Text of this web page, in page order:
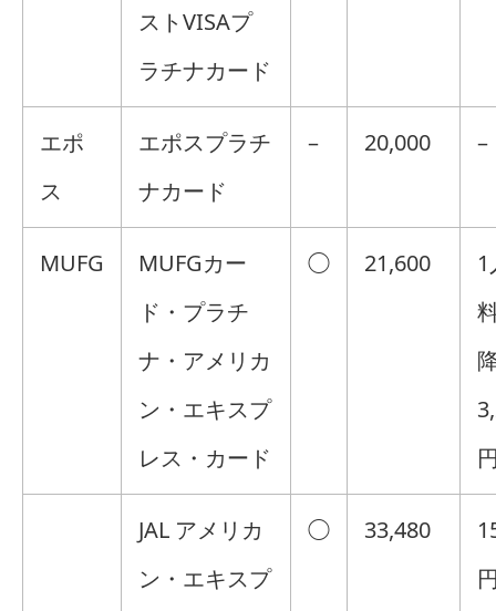
ストVISAプ
ラチナカード
エポ
ス
エポスプラチ
ナカード
– 20,000 –
MUFG
MUFGカー
ド・プラチ
ナ・アメリカ
ン・エキスプ
レス・カード
◯ 21,600
JAL アメリカ
ン・エキスプ
◯ 33,480